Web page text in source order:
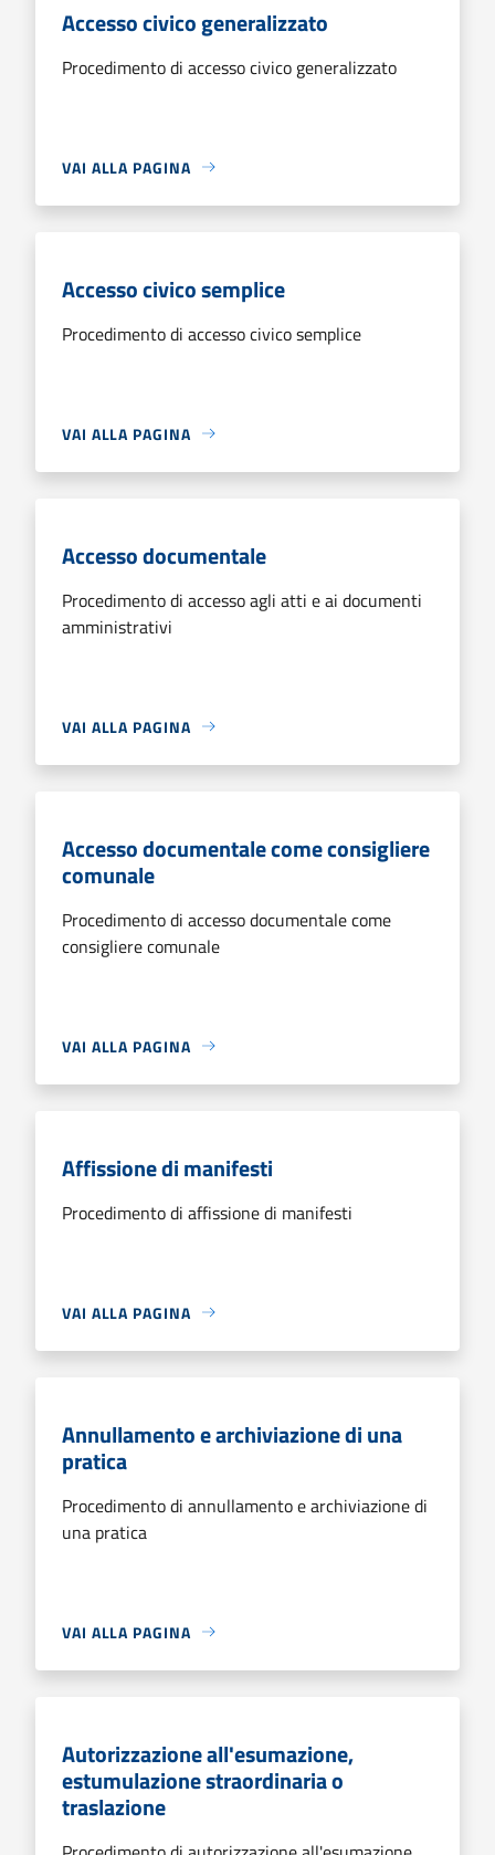
Accesso civico generalizzato
Procedimento di accesso civico generalizzato
VAI ALLA PAGINA
Accesso civico semplice
Procedimento di accesso civico semplice
VAI ALLA PAGINA
Accesso documentale
Procedimento di accesso agli atti e ai documenti
amministrativi
VAI ALLA PAGINA
Accesso documentale come consigliere
comunale
Procedimento di accesso documentale come
consigliere comunale
VAI ALLA PAGINA
Affissione di manifesti
Procedimento di affissione di manifesti
VAI ALLA PAGINA
Annullamento e archiviazione di una
pratica
Procedimento di annullamento e archiviazione di
una pratica
VAI ALLA PAGINA
Autorizzazione all'esumazione,
estumulazione straordinaria o
traslazione